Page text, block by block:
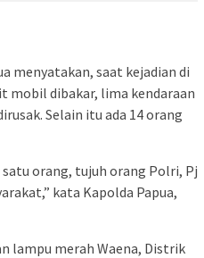
menyatakan, saat kejadian di
mobil dibakar, lima kendaraan
Selain itu ada 14 orang
orang, tujuh orang Polri, Pj
kata Kapolda Papua,
lampu merah Waena, Distrik